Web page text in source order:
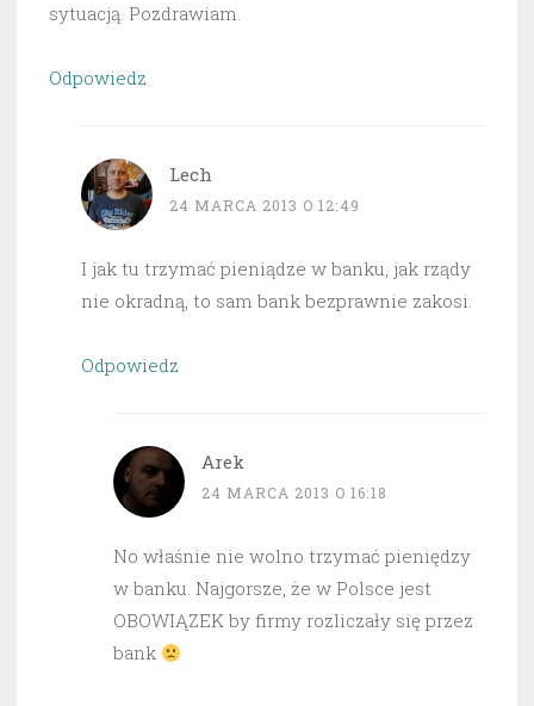
sytuacją. Pozdrawiam.
Odpowiedz
Lech
24 MARCA 2013 O 12:49
I jak tu trzymać pieniądze w banku, jak rządy
nie okradną, to sam bank bezprawnie zakosi.
Odpowiedz
Arek
24 MARCA 2013 O 16:18
No właśnie nie wolno trzymać pieniędzy
w banku. Najgorsze, że w Polsce jest
OBOWIĄZEK by firmy rozliczały się przez
bank